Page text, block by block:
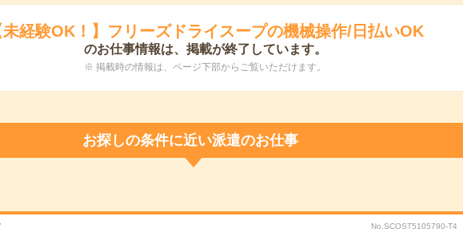
未経験OK！】フリーズドライスープの機械操作/日払いOK
のお仕事情報は、掲載が終了しています。
※ 掲載時の情報は、ページ下部からご覧いただけます。
お探しの条件に近い派遣のお仕事
No.SCOST5105790-T4